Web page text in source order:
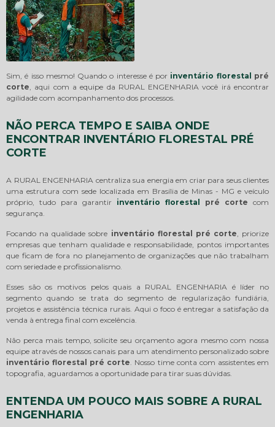
Sim, é isso mesmo! Quando o interesse é por inventário florestal pré
corte , aqui com a equipe da RURAL ENGENHARIA você irá encontrar
agilidade com acompanhamento dos processos.
NÃO PERCA TEMPO E SAIBA ONDE
ENCONTRAR INVENTÁRIO FLORESTAL PRÉ
CORTE
A RURAL ENGENHARIA centraliza sua energia em criar para seus clientes
uma estrutura com sede localizada em Brasília de Minas - MG e veículo
próprio, tudo para garantir inventário florestal pré corte com
segurança.
Focando na qualidade sobre inventário florestal pré corte , priorize
empresas que tenham qualidade e responsabilidade, pontos importantes
que ficam de fora no planejamento de organizações que não trabalham
com seriedade e profissionalismo.
Esses são os motivos pelos quais a RURAL ENGENHARIA é líder no
segmento quando se trata do segmento de regularização fundiária,
projetos e assistência técnica rurais. Aqui o foco é entregar a satisfação da
venda à entrega final com excelência.
Não perca mais tempo, solicite seu orçamento agora mesmo com nossa
equipe através de nossos canais para um atendimento personalizado sobre
inventário florestal pré corte . Nosso time conta com assistentes em
topografia, aguardamos a oportunidade para tirar suas dúvidas.
ENTENDA UM POUCO MAIS SOBRE A RURAL
ENGENHARIA